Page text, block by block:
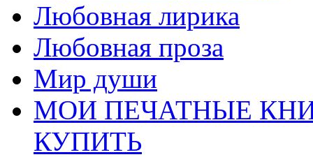
Любовная лирика
Любовная проза
Мир души
МОИ ПЕЧАТНЫЕ
КУПИТЬ